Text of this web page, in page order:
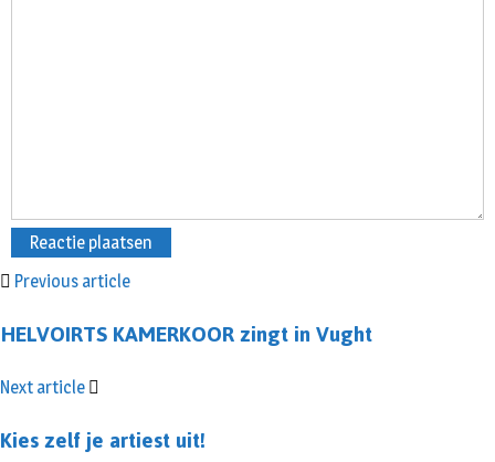
Previous article
HELVOIRTS KAMERKOOR zingt in Vught
Next article
Kies zelf je artiest uit!